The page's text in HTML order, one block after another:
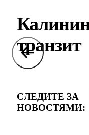
транзит
СЛЕДИТЕ ЗА
НОВОСТЯМИ: